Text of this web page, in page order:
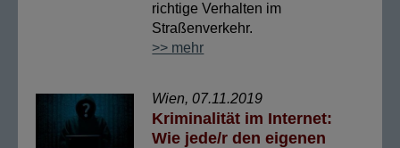
richtige Verhalten im
Straßenverkehr.
>> mehr
Wien, 07.11.2019
Kriminalität im Internet:
Wie jede/r den eigenen